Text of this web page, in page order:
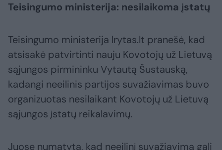
Teisingumo ministerija: nesilaikoma įstatų
Teisingumo ministerija lrytas.lt pranešė, kad
atsisakė patvirtinti nauju Kovotojų už Lietuvą
sąjungos pirmininku Vytautą Šustauską,
kadangi neeilinis partijos suvažiavimas buvo
organizuotas nesilaikant Kovotojų už Lietuvą
sąjungos įstatų reikalavimų.
Juose numatyta, kad neeilinį suvažiavimą gali